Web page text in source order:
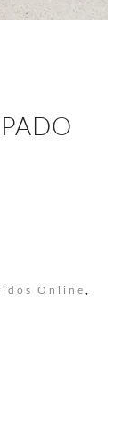
Online